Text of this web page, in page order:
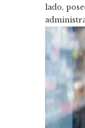
lado,